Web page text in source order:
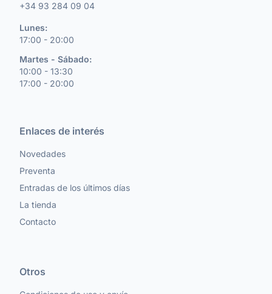
+34 93 284 09 04
Lunes:
17:00 - 20:00
Martes - Sábado:
10:00 - 13:30
17:00 - 20:00
Enlaces de interés
Novedades
Preventa
Entradas de los últimos días
La tienda
Contacto
Otros